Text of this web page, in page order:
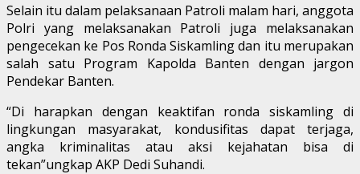
Selain itu dalam pelaksanaan Patroli malam hari, anggota
Polri yang melaksanakan Patroli juga melaksanakan
pengecekan ke Pos Ronda Siskamling dan itu merupakan
salah satu Program Kapolda Banten dengan jargon
Pendekar Banten.
“Di harapkan dengan keaktifan ronda siskamling di
lingkungan masyarakat, kondusifitas dapat terjaga,
angka kriminalitas atau aksi kejahatan bisa di
tekan”ungkap AKP Dedi Suhandi.